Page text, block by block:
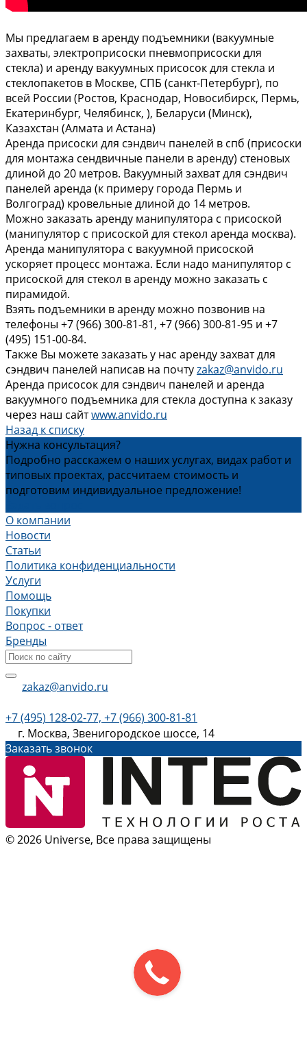
Мы предлагаем в аренду подъемники (вакуумные
захваты, электроприсоски пневмоприсоски для
стекла) и аренду вакуумных присосок для стекла и
стеклопакетов в Москве, СПБ (санкт-Петербург), по
всей России (Ростов, Краснодар, Новосибирск, Пермь,
Екатеринбург, Челябинск, ), Беларуси (Минск),
Казахстан (Алмата и Астана)
Аренда присоски для сэндвич панелей в спб (присоски
для монтажа сендвичные панели в аренду) стеновых
длиной до 20 метров. Вакуумный захват для сэндвич
панелей аренда (к примеру города Пермь и
Волгоград) кровельные длиной до 14 метров.
Можно заказать аренду манипулятора с присоской
(манипулятор с присоской для стекол аренда москва).
Аренда манипулятора с вакуумной присоской
ускоряет процесс монтажа. Если надо манипулятор с
присоской для стекол в аренду можно заказать с
пирамидой.
Взять подъемники в аренду можно позвонив на
телефоны +7 (966) 300-81-81, +7 (966) 300-81-95 и +7
(495) 151-00-84.
Также Вы можете заказать у нас аренду захват для
сэндвич панелей написав на почтуzakaz@anvido.ru
Аренда присосок для сэндвич панелей и аренда
вакуумного подъемника для стекла доступна к заказу
через наш сайтwww.anvido.ru
Назад к списку
Нужна консультация?
Подробно расскажем о наших услугах, видах работ и
типовых проектах, рассчитаем стоимость и
подготовим индивидуальное предложение!
О компании
Новости
Статьи
Политика конфиденциальности
Услуги
Помощь
Покупки
Вопрос - ответ
Бренды
zakaz@anvido.ru
+7 (495) 128-02-77, +7 (966) 300-81-81
г. Москва, Звенигородское шоссе, 14
Заказать звонок
© 2026 Universe, Все права защищены